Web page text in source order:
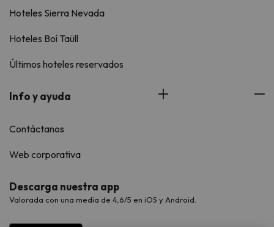
Hoteles Sierra Nevada
Hoteles Boí Taüll
Últimos hoteles reservados
Info y ayuda
Contáctanos
Web corporativa
Descarga nuestra app
Valorada con una media de 4,6/5 en iOS y Android.